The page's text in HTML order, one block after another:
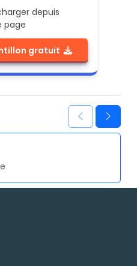
depuis
page
gratuit